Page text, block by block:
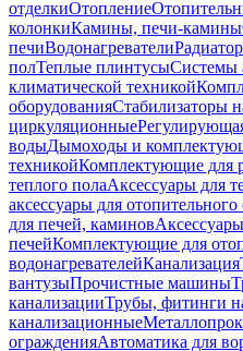
отделкиОтопление
колонкиКамины, печи-камины
печиВодонагреватели
полТеплые плинтусыСистемы
климатической техникой
оборудованияСтабилизаторы
циркуляционные
водыДымоходы и
техникойКомплектующие для
теплого полаАксессуары для
аксессуары для
для печей, каминов
печейКомплектующие для
водонагревателейКанализация
вантузыПрочистные машины
канализацииТрубы, фитинги
канализационные
огражденияАвтоматика для